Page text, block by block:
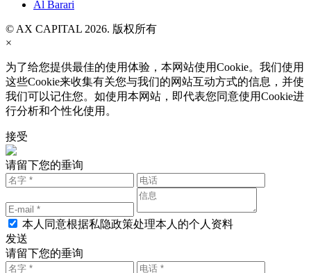
Al Barari
© AX CAPITAL 2026. 版权所有
×
为了给您提供最佳的使用体验，本网站使用Cookie。我们使用
这些Cookie来收集有关您与我们的网站互动方式的信息，并使
我们可以记住您。如使用本网站，即代表您同意使用Cookie进
行分析和个性化使用。
接受
请留下您的垂询
本人同意根据私隐政策处理本人的个人资料
发送
请留下您的垂询